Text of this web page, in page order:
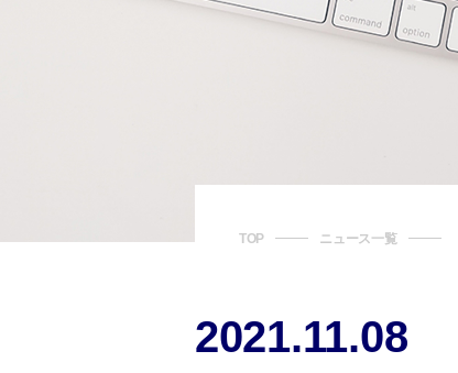
TOP ニュース一覧
2021.11.08